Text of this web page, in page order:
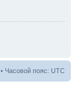
• Часовой пояс: UTC